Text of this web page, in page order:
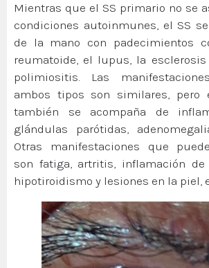
Mientras que el SS primario no se
condiciones autoinmunes, el SS
de la mano con padecimientos
reumatoide, el lupus, la
polimiositis. Las
ambos tipos son similares, pero
también se acompaña de
glándulas parótidas,
Otras manifestaciones que
son fatiga, artritis, inflamación
hipotiroidismo y lesiones en la piel,